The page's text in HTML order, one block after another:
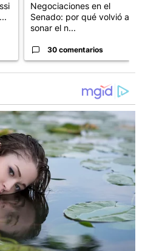
Negociaciones en el
Senado: por qué volvió a
sonar el n...
30 comentarios